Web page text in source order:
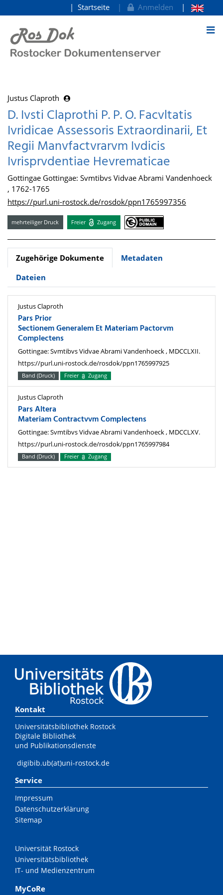
zum Inhalt
Startseite Anmelden
Justus Claproth
D. Ivsti Claprothi P. P. O. Facvltatis
Ivridicae Assessoris Extraordinarii, Et
Regii Manvfactvrarvm Ivdicis
Ivrisprvdentiae Hevrematicae
Gottingae Gottingae: Svmtibvs Vidvae Abrami Vandenhoeck
, 1762-1765
https://purl.uni-rostock.de/rosdok/ppn1765997356
mehrteiliger Druck Freier Zugang
Zugehörige Dokumente
Metadaten
Dateien
Justus Claproth
Pars Prior
Sectionem Generalem Et Materiam Pactorvm
Complectens
Gottingae: Svmtibvs Vidvae Abrami Vandenhoeck , MDCCLXII.
https://purl.uni-rostock.de/rosdok/ppn1765997925
Band (Druck) Freier Zugang
Justus Claproth
Pars Altera
Materiam Contractvvm Complectens
Gottingae: Svmtibvs Vidvae Abrami Vandenhoeck , MDCCLXV.
https://purl.uni-rostock.de/rosdok/ppn1765997984
Band (Druck) Freier Zugang
Kontakt
Universitätsbibliothek Rostock
Digitale Bibliothek
und Publikationsdienste
digibib.ub(at)uni-rostock.de
Service
Impressum
Datenschutzerklärung
Sitemap
Universität Rostock
Universitätsbibliothek
IT- und Medienzentrum
MyCoRe